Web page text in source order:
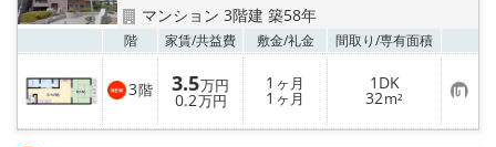
☆敷金·礼金0円物件☆
路線·駅から探す
地域から探す
マンション 3階建 築58年
階 家賃/共益費 敷金/礼金 間取り/専有面積
3階 3.5万円
0.2万円
1 ヶ月
1 ヶ月
1DK
32m² お
気
に